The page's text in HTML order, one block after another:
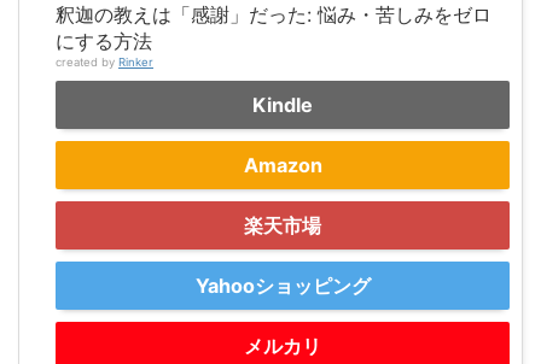
釈迦の教えは「感謝」だった: 悩み・苦しみをゼロ
にする方法
created by Rinker
Kindle
Amazon
楽天市場
Yahooショッピング
メルカリ